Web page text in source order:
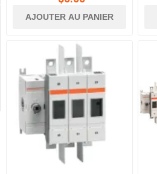
AJOUTER AU PANIER
Exclude
Out
of
Stock